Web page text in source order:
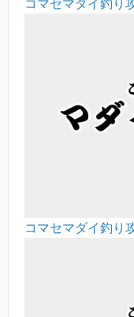
コマセマダイ釣り
コマセマダイ釣り